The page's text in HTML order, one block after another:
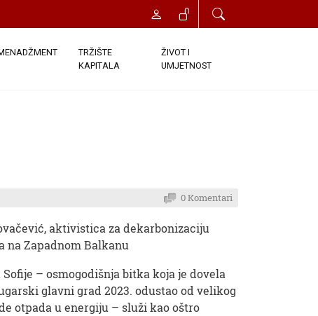
TRŽIŠTE
KAPITALA
ŽIVOT I
UMJETNOST
0 Komentari
aktivistica za dekarbonizaciju
na Zapadnom Balkanu
– osmogodišnja bitka koja je dovela
glavni grad 2023. odustao od velikog
otpada u energiju – služi kao oštro